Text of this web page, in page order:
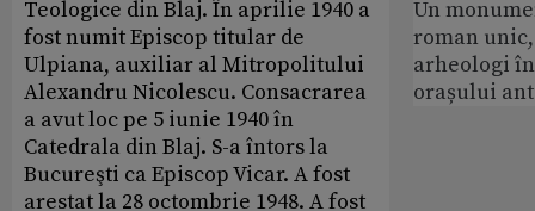
Teologice din Blaj. În aprilie 1940 a
fost numit Episcop titular de
Ulpiana, auxiliar al Mitropolitului
Alexandru Nicolescu. Consacrarea
a avut loc pe 5 iunie 1940 în
Catedrala din Blaj. S-a întors la
Bucureşti ca Episcop Vicar. A fost
arestat la 28 octombrie 1948. A fost
Un
roman
arheologi
orașului